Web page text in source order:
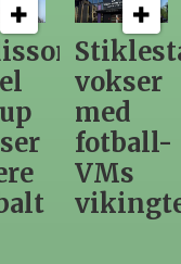
Fra
direktør
til
nytt